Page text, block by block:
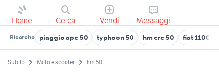
Home Cerca Vendi Messaggi
Ricerche piaggio ape 50 typhoon 50 hm cre 50 fiat 1100
Subito Moto e scooter hm 50